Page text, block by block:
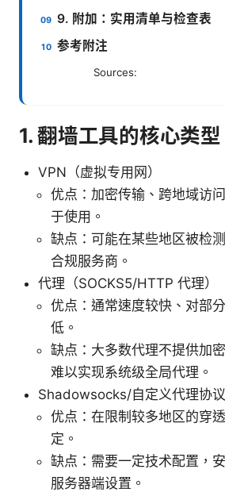
9. 附加：实用清单与检查表
参考附注
Sources:
1. 翻墙工具的核心类型
VPN（虚拟专用网）
优点：加密传输、跨地域访
于使用。
缺点：可能在某些地区被检
合规服务商。
代理（SOCKS5/HTTP 代理）
优点：通常速度较快、对部
低。
缺点：大多数代理不提供加
难以实现系统级全局代理。
Shadowsocks/自定义代理协议
优点：在限制较多地区的穿
定。
缺点：需要一定技术配置，
服务器端设置。